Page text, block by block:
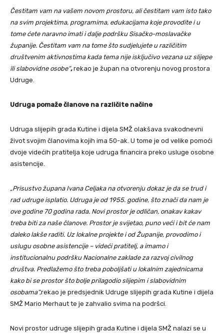
Čestitam vam na vašem novom prostoru, ali čestitam vam isto tako
na svim projektima, programima, edukacijama koje provodite i u
tome ćete naravno imati i dalje podršku Sisačko-moslavačke
županije. Čestitam vam na tome što sudjelujete u različitim
društvenim aktivnostima kada tema nije isključivo vezana uz slijepe
ili slabovidne osobe“,rekao je župan na otvorenju novog prostora
Udruge.
Udruga pomaže članove na različite načine
Udruga slijepih grada Kutine i dijela SMŽ olakšava svakodnevni
život svojim članovima kojih ima 50-ak. U tome je od velike pomoći
dvoje videćih pratitelja koje udruga financira preko usluge osobne
asistencije.
„Prisustvo župana Ivana Celjaka na otvorenju dokaz je da se trud i
rad udruge isplatio. Udruga je od 1955. godine, što znači da nam je
ove godine 70 godina rada. Novi prostor je odličan, onakav kakav
treba biti za naše članove. Prostor je svijetao, puno veći i bit će nam
daleko lakše raditi. Uz lokalne projekte i od Županije, provodimo i
uslugu osobne asistencije – videći pratitelj, a imamo i
institucionalnu podršku Nacionalne zaklade za razvoj civilnog
društva. Predlažemo što treba poboljšati u lokalnim zajednicama
kako bi se prostor što bolje prilagodio slijepim i slabovidnim
osobama“,rekao je predsjednik Udruge slijepih grada Kutine i dijela
SMŽ Mario Merhaut te je zahvalio svima na podršci.
Novi prostor udruge slijepih grada Kutine i dijela SMŽ nalazi se u